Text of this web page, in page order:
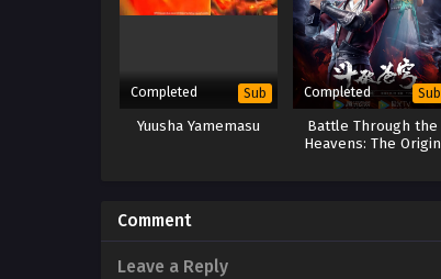
Completed Sub
Yuusha Yamemasu
Completed Sub
Battle Through the
Heavens: The Origin
Comment
Leave a Reply